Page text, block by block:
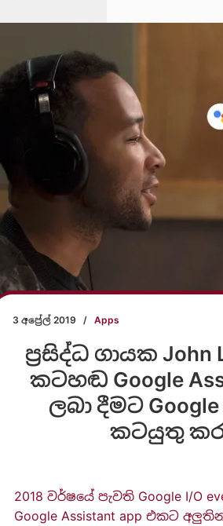
3 අප්‍රේල් 2019 / Apps
ප්‍රසිද්ධ ගායක John
කටහඬ Google
ලබා දීමට
කටයුතු
2018 වර්ෂයේ පැවති Google I/O
Google Assistant app එකට